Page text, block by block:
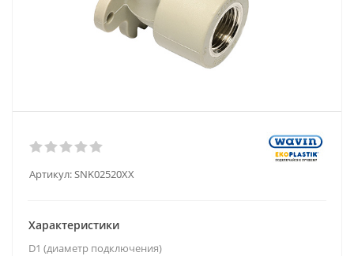
Артикул:SNK02520XX
Характеристики
D1 (диаметр подключения)